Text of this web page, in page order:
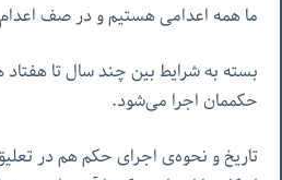
ما همه اعدامی هستیم و در صف
بسته به شرایط بین چند سال تا
حکممان اجرا می‌شود.
تاریخ و نحوه‌ی اجرای حکم هم در